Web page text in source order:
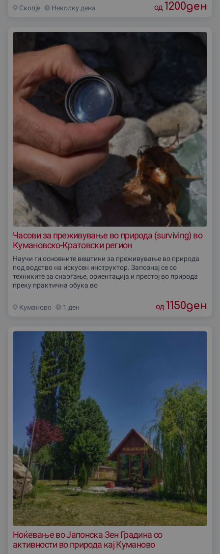
Скопjе Неколку дена од 1200ден
Часови за преживување во природа (surviving) во
Кумановско-Кратовски регион
Научи ги основните вештини за преживување во природа
под водство на искусен инструктор. Запознај се со
техниките за снаоѓање, ориентација и престој во природа
преку практична обука во
Куманово 1 ден од 1150ден
Ноќевање во Јапонска Зен Градина со
активности во природа кај Куманово